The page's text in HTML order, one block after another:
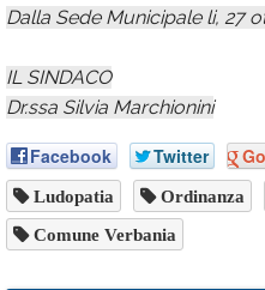
Dalla Sede Municipale li, 27
IL SINDACO
Dr.ssa Silvia Marchionini
Facebook Twitter
Ludopatia Ordinanza
Comune Verbania